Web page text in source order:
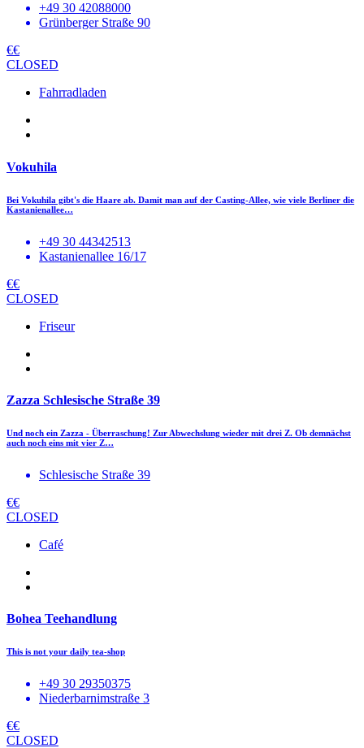
+49 30 42088000
Grünberger Straße 90
€€
CLOSED
Fahrradladen
Vokuhila
Bei Vokuhila gibt's die Haare ab. Damit man auf der Casting-Allee, wie viele Berliner die
Kastanienallee…
+49 30 44342513
Kastanienallee 16/17
€€
CLOSED
Friseur
Zazza Schlesische Straße 39
Und noch ein Zazza - Überraschung! Zur Abwechslung wieder mit drei Z. Ob demnächst
auch noch eins mit vier Z…
Schlesische Straße 39
€€
CLOSED
Café
Bohea Teehandlung
This is not your daily tea-shop
+49 30 29350375
Niederbarnimstraße 3
€€
CLOSED